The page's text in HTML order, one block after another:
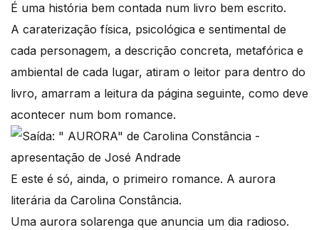
É uma história bem contada num livro bem escrito.
A caraterização física, psicológica e sentimental de
cada personagem, a descrição concreta, metafórica e
ambiental de cada lugar, atiram o leitor para dentro do
livro, amarram a leitura da página seguinte, como deve
acontecer num bom romance.
E este é só, ainda, o primeiro romance. A aurora
literária da Carolina Constância.
Uma aurora solarenga que anuncia um dia radioso.